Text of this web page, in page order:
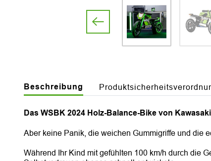
Beschreibung
Das WSBK 2024 Holz-Balance-Bike von
Aber keine Panik, die weichen Gummigriffe und die
Während Ihr Kind mit gefühlten 100 km/h durch die